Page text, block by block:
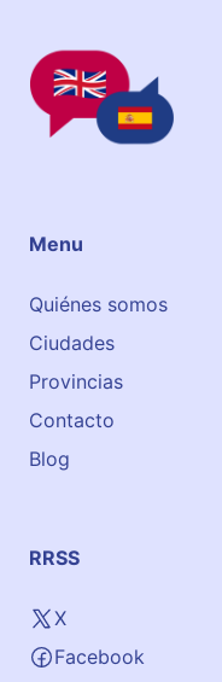
Menu
Quiénes somos
Ciudades
Provincias
Contacto
Blog
RRSS
X
Facebook